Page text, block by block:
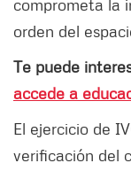
comprometa la
orden del
Te puede
accede a
El ejercicio de
verificación del